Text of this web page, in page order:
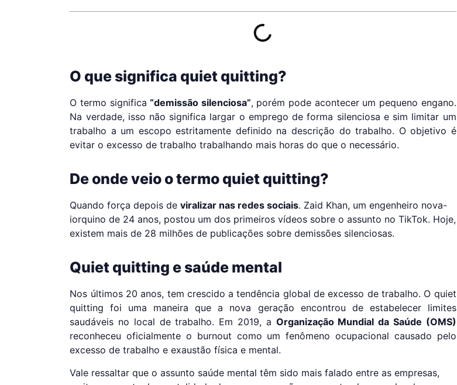
O que significa quiet quitting?
O termo significa“demissão silenciosa”, porém pode acontecer um pequeno engano.
Na verdade, isso não significa largar o emprego de forma silenciosa e sim limitar um
trabalho a um escopo estritamente definido na descrição do trabalho. O objetivo é
evitar o excesso de trabalho trabalhando mais horas do que o necessário.
De onde veio o termo quiet quitting?
Quando força depois deviralizar nas redes sociais. Zaid Khan, um engenheiro nova-
iorquino de 24 anos, postou um dos primeiros vídeos sobre o assunto no TikTok. Hoje,
existem mais de 28 milhões de publicações sobre demissões silenciosas.
Quiet quitting e saúde mental
Nos últimos 20 anos, tem crescido a tendência global de excesso de trabalho. O quiet
quitting foi uma maneira que a nova geração encontrou de estabelecer limites
saudáveis ​​no local de trabalho. Em 2019, a Organização Mundial da Saúde (OMS)
reconheceu oficialmente o burnout como um fenômeno ocupacional causado pelo
excesso de trabalho e exaustão física e mental.
Vale ressaltar que o assunto saúde mental têm sido mais falado entre as empresas,